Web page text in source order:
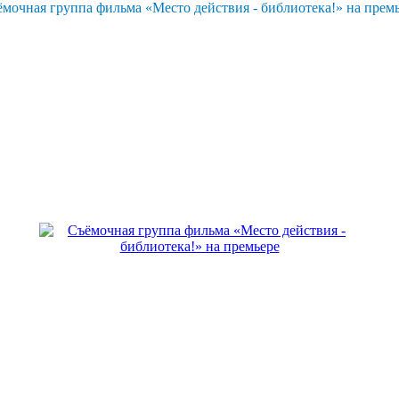
группа фильма «Место действия - библиотека!» на